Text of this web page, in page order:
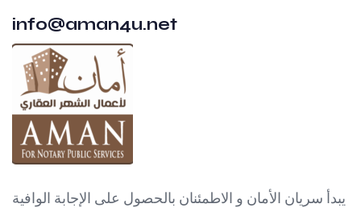
info@aman4u.net
يبدأ سريان الأمان و الاطمئنان بالحصول على الإجابة الوافية